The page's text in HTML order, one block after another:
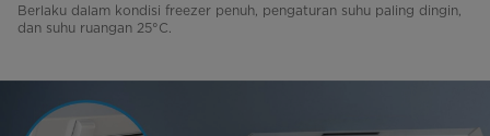
Berlaku dalam kondisi freezer penuh, pengaturan suhu paling dingin,
dan suhu ruangan 25°C.